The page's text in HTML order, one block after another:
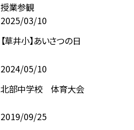
授業参観
2025/03/10
【草井小】あいさつの日
2024/05/10
北部中学校 体育大会
2019/09/25